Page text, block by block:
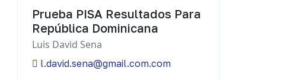
Prueba PISA Resultados Para
República Dominicana
Luis David Sena
l.david.sena@gmail.com.com